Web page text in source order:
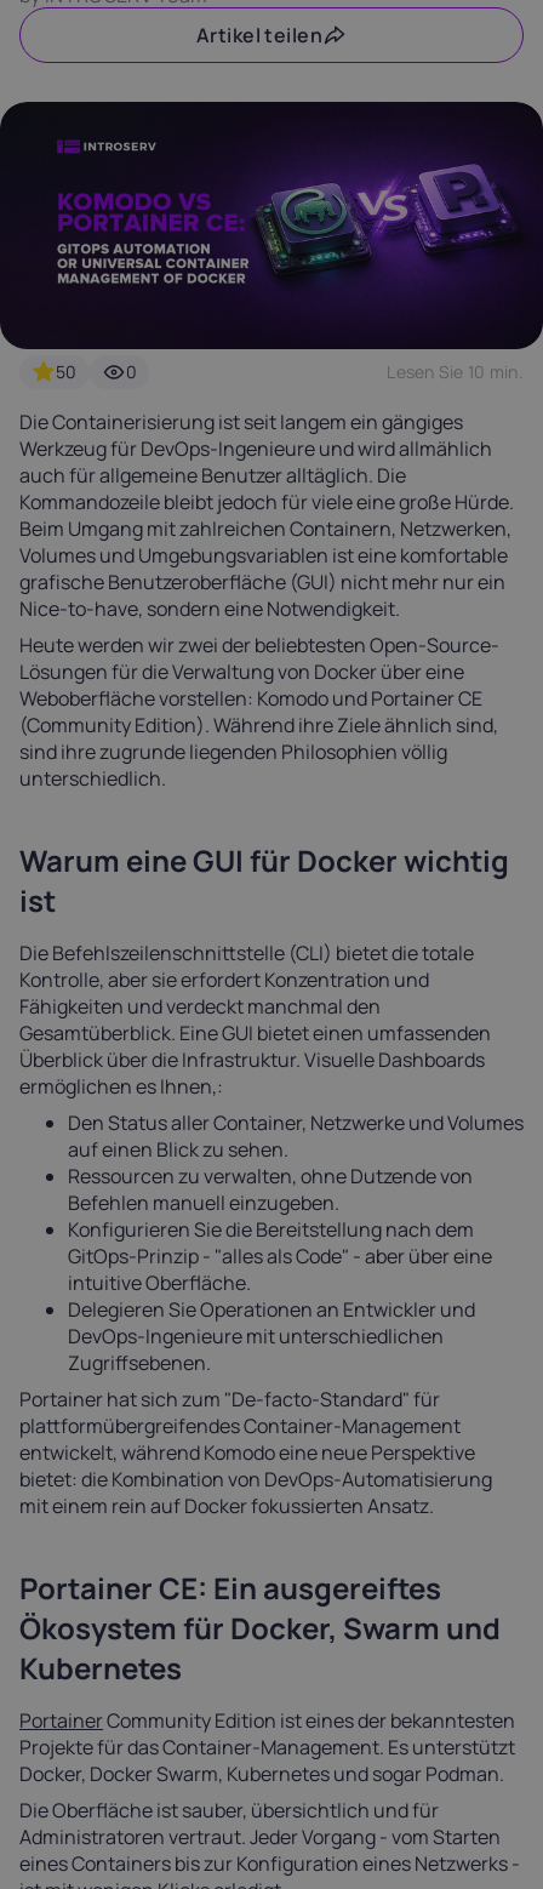
Artikel teilen
50 0 Lesen Sie 10 min.
Die Containerisierung ist seit langem ein gängiges
Werkzeug für DevOps-Ingenieure und wird allmählich
auch für allgemeine Benutzer alltäglich. Die
Kommandozeile bleibt jedoch für viele eine große Hürde.
Beim Umgang mit zahlreichen Containern, Netzwerken,
Volumes und Umgebungsvariablen ist eine komfortable
grafische Benutzeroberfläche (GUI) nicht mehr nur ein
Nice-to-have, sondern eine Notwendigkeit.
Heute werden wir zwei der beliebtesten Open-Source-
Lösungen für die Verwaltung von Docker über eine
Weboberfläche vorstellen: Komodo und Portainer CE
(Community Edition). Während ihre Ziele ähnlich sind,
sind ihre zugrunde liegenden Philosophien völlig
unterschiedlich.
Warum eine GUI für Docker wichtig
ist
Die Befehlszeilenschnittstelle (CLI) bietet die totale
Kontrolle, aber sie erfordert Konzentration und
Fähigkeiten und verdeckt manchmal den
Gesamtüberblick. Eine GUI bietet einen umfassenden
Überblick über die Infrastruktur. Visuelle Dashboards
ermöglichen es Ihnen,:
Den Status aller Container, Netzwerke und Volumes
auf einen Blick zu sehen.
Ressourcen zu verwalten, ohne Dutzende von
Befehlen manuell einzugeben.
Konfigurieren Sie die Bereitstellung nach dem
GitOps-Prinzip - "alles als Code" - aber über eine
intuitive Oberfläche.
Delegieren Sie Operationen an Entwickler und
DevOps-Ingenieure mit unterschiedlichen
Zugriffsebenen.
Portainer hat sich zum "De-facto-Standard" für
plattformübergreifendes Container-Management
entwickelt, während Komodo eine neue Perspektive
bietet: die Kombination von DevOps-Automatisierung
mit einem rein auf Docker fokussierten Ansatz.
Portainer CE: Ein ausgereiftes
Ökosystem für Docker, Swarm und
Kubernetes
PortainerCommunity Edition ist eines der bekanntesten
Projekte für das Container-Management. Es unterstützt
Docker, Docker Swarm, Kubernetes und sogar Podman.
Die Oberfläche ist sauber, übersichtlich und für
Administratoren vertraut. Jeder Vorgang - vom Starten
eines Containers bis zur Konfiguration eines Netzwerks -
21%
Lithuania
21%
17%
21%
Slovakia
20%
Slovenia
22%
Spain
21%
0%